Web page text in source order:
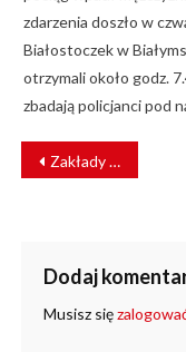
zdarzenia doszło w
Białostoczek w
otrzymali około godz.
zbadają policjanci pod
NAWIGACJA
WPISU
Zakłady na Ukrainie wznawiają produkcję wagonów cystern
Dodaj
Musisz się